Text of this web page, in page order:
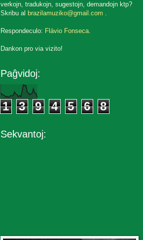
verkojn, tradukojn, sugestojn, demandojn ktp?
Skribu al brazilamuziko@gmail.com .
Respondeculo: Flávio Fonseca.
Dankon pro via vizito!
Paĝvidoj:
1 3 9 4 5 6 8
Sekvantoj: